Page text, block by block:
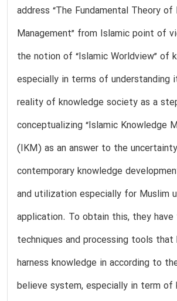
address “The Fundamental Theory of
Management” from Islamic point of
the notion of “Islamic Worldview” of
especially in terms of understanding
reality of knowledge society as a
conceptualizing “Islamic Knowledge
(IKM) as an answer to the
contemporary knowledge
and utilization especially for Muslim
application. To obtain this, they
techniques and processing tools
harness knowledge in according to
believe system, especially in term of